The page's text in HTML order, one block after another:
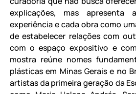
explicações, mas apresenta
experiência e cada obra como
de estabelecer relações com
com o espaço expositivo e
mostra reúne nomes
plásticas em Minas Gerais e no
artistas da primeira geração da